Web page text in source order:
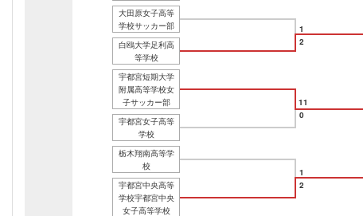
大田原女子高等
学校サッカー部
1
白鴎大学足利高
等学校
2
宇都宮短期大学
附属高等学校女
子サッカー部
11
宇都宮女子高等
学校
0
栃木翔南高等学
校
1
宇都宮中央高等
学校宇都宮中央
女子高等学校
2